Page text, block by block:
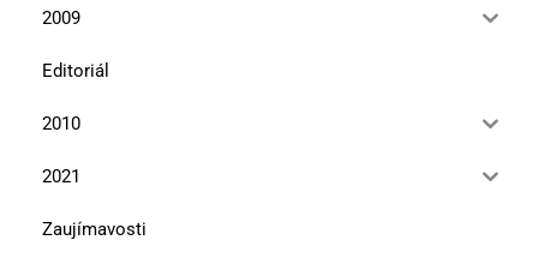
2009
Editoriál
2010
2021
Zaujímavosti